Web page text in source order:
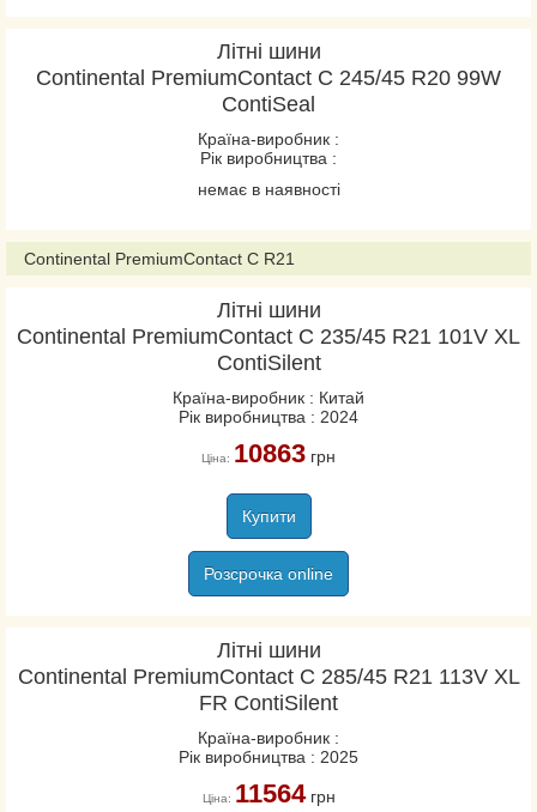
Conti4x4Contact
ContiCrossContact LX20
ContiCrossContact UHP
ContiEcoContact 5
ContiPremiumContact
ContiPremiumContact 2
ContiSportContact 3
ContiSportContact 3E
ContiSportContact 5 P
ContiSportContact 5 P
SUV
SUV
ContiVanContact 100
ContiVanContact 200
CrossContact H/T
EcoContact 6
EcoContact 6Q
Літні шини
Continental PremiumContact C 245/45 R20 99W
ContiSeal
Країна-виробник :
Рік виробництва :
немає в наявності
Continental PremiumContact C R21
Літні шини
Continental PremiumContact C 235/45 R21 101V XL
ContiSilent
Країна-виробник : Китай
Рік виробництва : 2024
Ціна: 10863грн
Купити
Розсрочка online
Літні шини
Continental PremiumContact C 285/45 R21 113V XL
FR ContiSilent
Країна-виробник :
Рік виробництва : 2025
Ціна: 11564грн